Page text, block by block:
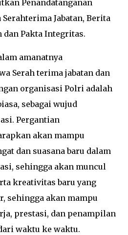
Penandatanganan
Jabatan, Berita
dan Pakta Integritas.
amanatnya
Serah terima jabatan dan
organisasi Polri adalah
sebagai wujud
Pergantian
akan mampu
dan suasana baru dalam
sehingga akan muncul
kreativitas baru yang
sehingga akan mampu
prestasi, dan penampilan
waktu ke waktu.